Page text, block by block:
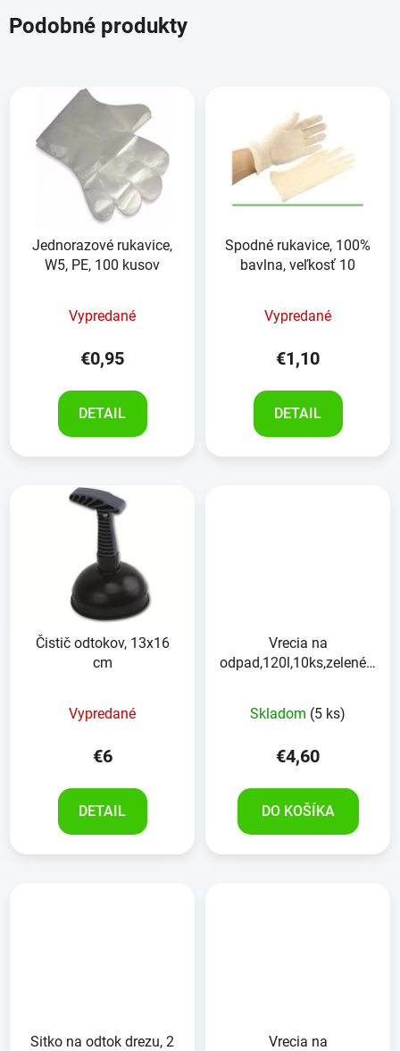
Podobné produkty
Jednorazové rukavice,
W5, PE, 100 kusov
Vypredané
€0,95
DETAIL
Spodné rukavice, 100%
bavlna, veľkosť 10
Vypredané
€1,10
DETAIL
Čistič odtokov, 13x16
cm
Vypredané
€6
DETAIL
Vrecia na
odpad,120l,10ks,zelené,so
Skladom (5 ks)
€4,60
DO KOŠÍKA
Sitko na odtok drezu, 2
Vrecia na